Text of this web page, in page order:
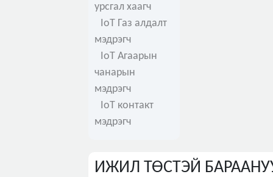
урсгал хаагч
IoT Газ алдалт
мэдрэгч
IoT Агаарын
чанарын
мэдрэгч
IoT контакт
мэдрэгч
ИЖИЛ ТӨСТЭЙ